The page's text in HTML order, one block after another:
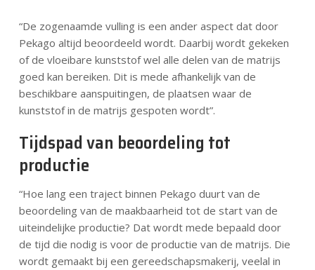
“De zogenaamde vulling is een ander aspect dat door
Pekago altijd beoordeeld wordt. Daarbij wordt gekeken
of de vloeibare kunststof wel alle delen van de matrijs
goed kan bereiken. Dit is mede afhankelijk van de
beschikbare aanspuitingen, de plaatsen waar de
kunststof in de matrijs gespoten wordt”.
Tijdspad van beoordeling tot
productie
“Hoe lang een traject binnen Pekago duurt van de
beoordeling van de maakbaarheid tot de start van de
uiteindelijke productie? Dat wordt mede bepaald door
de tijd die nodig is voor de productie van de matrijs. Die
wordt gemaakt bij een gereedschapsmakerij, veelal in